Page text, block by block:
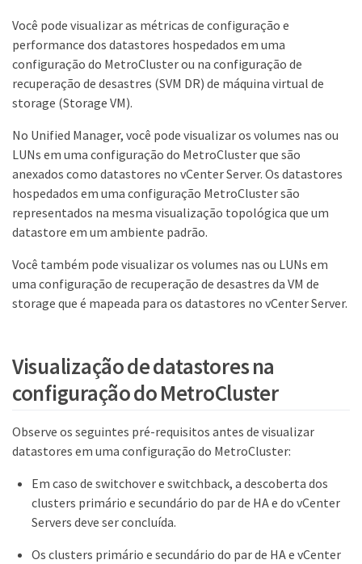
Você pode visualizar as métricas de configuração e
performance dos datastores hospedados em uma
configuração do MetroCluster ou na configuração de
recuperação de desastres (SVM DR) de máquina virtual de
storage (Storage VM).
No Unified Manager, você pode visualizar os volumes nas ou
LUNs em uma configuração do MetroCluster que são
anexados como datastores no vCenter Server. Os datastores
hospedados em uma configuração MetroCluster são
representados na mesma visualização topológica que um
datastore em um ambiente padrão.
Você também pode visualizar os volumes nas ou LUNs em
uma configuração de recuperação de desastres da VM de
storage que é mapeada para os datastores no vCenter Server.
Visualização de datastores na
configuração do MetroCluster
Observe os seguintes pré-requisitos antes de visualizar
datastores em uma configuração do MetroCluster:
Em caso de switchover e switchback, a descoberta dos
clusters primário e secundário do par de HA e do vCenter
Servers deve ser concluída.
Os clusters primário e secundário do par de HA e vCenter